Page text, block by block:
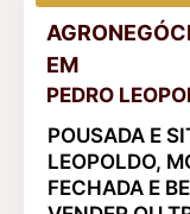
EM
PEDRO
POUSADA E
LEOPOLDO,
FECHADA E